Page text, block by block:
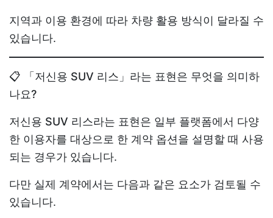
지역과 이용 환경에 따라 차량 활용 방식이 달라질 수
있습니다.
📋 「저신용 SUV 리스」라는 표현은 무엇을 의미하
나요?
저신용 SUV 리스라는 표현은 일부 플랫폼에서 다양
한 이용자를 대상으로 한 계약 옵션을 설명할 때 사용
되는 경우가 있습니다.
다만 실제 계약에서는 다음과 같은 요소가 검토될 수
있습니다.